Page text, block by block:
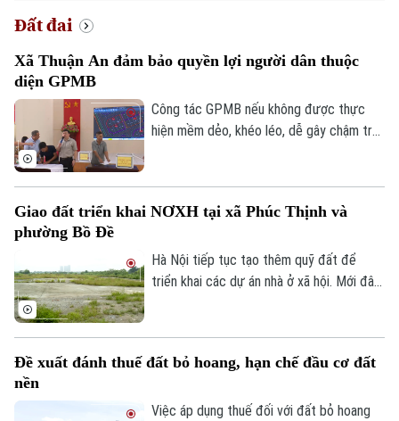
Đất đai
Xã Thuận An đảm bảo quyền lợi người dân thuộc
diện GPMB
Công tác GPMB nếu không được thực
hiện mềm dẻo, khéo léo, dễ gây chậm trễ,
hoạt, hiệu quả trong công tác giải phóng
nhanh tiến độ các dự án mà còn tạo được
niềm tin trong nhân dân.
Giao đất triển khai NƠXH tại xã Phúc Thịnh và
phường Bồ Đề
Hà Nội tiếp tục tạo thêm quỹ đất để
triển khai các dự án nhà ở xã hội. Mới đây,
Tiên Dương 1. Cùng với đó, gần 1,2ha đất
triển khai dự án nhà ở xã hội HH5 Long
Đề xuất đánh thuế đất bỏ hoang, hạn chế đầu cơ đất
nền
Việc áp dụng thuế đối với đất bỏ hoang